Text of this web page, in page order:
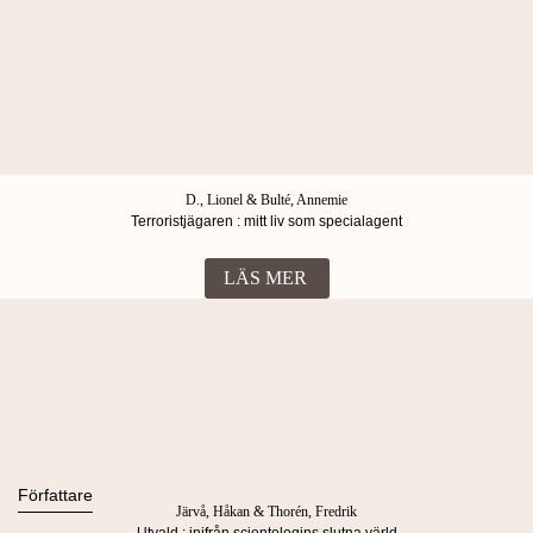
D., Lionel & Bulté, Annemie
Terroristjägaren : mitt liv som specialagent
LÄS MER
Järvå, Håkan & Thorén, Fredrik
Alla böcker
Ljudböcker
Författare